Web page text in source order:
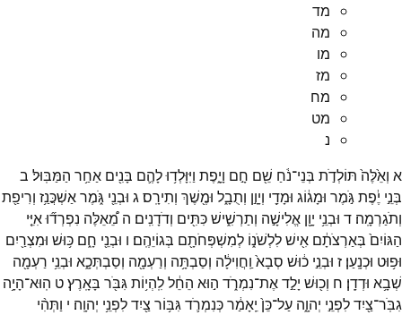
מד
מה
מו
מז
מח
מט
נ
א וְאֵ֙לֶּה֙ תּוֹלְדֹ֣ת בְּנֵי־נֹ֔חַ שֵׁ֖ם חָ֣ם וָיָ֑פֶת וַיִּוָּלְד֥וּלָהֶ֛ם בָּנִ֖ים אַחַ֥ר הַמַּבּֽוּל׃ ב
בְּנֵ֣י יֶ֔פֶתגֹּ֣מֶר וּמָג֔וֹג וּמָדַ֖י וְיָוָ֣ן וְתֻבָ֑ל וּמֶ֖שֶׁךְ וְתִירָֽס׃ג וּבְנֵ֖י גֹּ֑מֶראַשְׁכֲּנַ֥ז וְרִיפַ֖ת
וְתֹגַרְמָֽה׃ ד וּבְנֵ֥י יָוָ֖ן אֱלִישָׁ֣ה וְתַרְשִׁ֑ישׁכִּתִּ֖ים וְדֹדָנִֽים׃ ה מֵ֠אֵלֶּה נִפְרְד֞וּאִיֵּ֤י
הַגּוֹיִם֙ בְּאַרְצֹתָ֔ם אִ֖ישׁלִלְשֹׁנ֑וֹ לְמִשְׁפְּחֹתָ֖ם בְּגוֹיֵהֶֽם׃ ו וּבְנֵ֖י חָ֑ם כּ֥וּשׁ וּמִצְרַ֖יִם
וּפ֥וּט וּכְנָֽעַן׃ ז וּבְנֵ֣י כ֔וּשׁ סְבָא֙ וַֽחֲוִילָ֔ה וְסַבְתָּ֥ה וְרַעְמָ֖ה וְסַבְתְּכָ֑א וּבְנֵ֥י רַעְמָ֖ה
שְׁבָ֥א וּדְדָֽן׃ ח וְכ֖וּשׁ יָלַ֣דאֶת־נִמְרֹ֑ד ה֣וּא הֵחֵ֔ללִֽהְי֥וֹתגִּבֹּ֖ר בָּאָֽרֶץ׃ט הֽוּא־הָיָ֥ה
גִבֹּֽר־צַ֖יִדלִפְנֵ֣י יְהוָ֑ה עַל־כֵּן֙ יֵֽאָמַ֔רכְּנִמְרֹ֛דגִּבּ֥וֹר צַ֖יִדלִפְנֵ֥י יְהוָֽה׃ י וַתְּהִ֨י